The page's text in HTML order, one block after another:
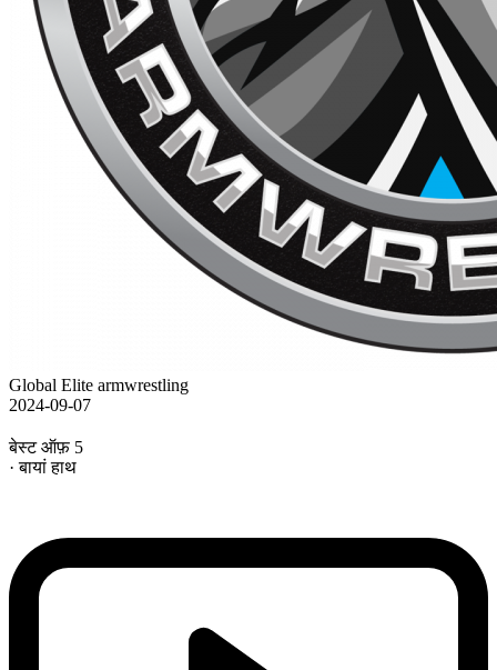
Global Elite armwrestling
2024-09-07
बेस्ट ऑफ़ 5
· बायां हाथ